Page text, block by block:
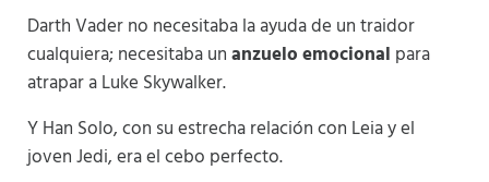
Darth Vader no necesitaba la ayuda de un traidor
cualquiera; necesitaba unanzuelo emocional para
atrapar a Luke Skywalker.
Y Han Solo, con su estrecha relación con Leia y el
joven Jedi, era el cebo perfecto.